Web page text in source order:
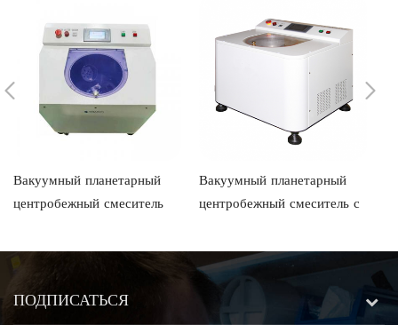
Вакуумный планетарный
центробежный смеситель
контейнерами и
фиксированным
передаточным числом
Вакуумный планетарный
центробежный смеситель с
с фиксированным
соотношением скоростей
с
ПОДПИСАТЬСЯ